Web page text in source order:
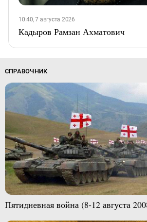
10:40, 7 августа 2026
Кадыров Рамзан Ахматович
СПРАВОЧНИК
Пятидневная война (8-12 августа